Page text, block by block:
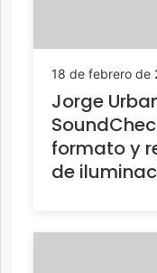
18 de febrero de
Jorge
formato y
de